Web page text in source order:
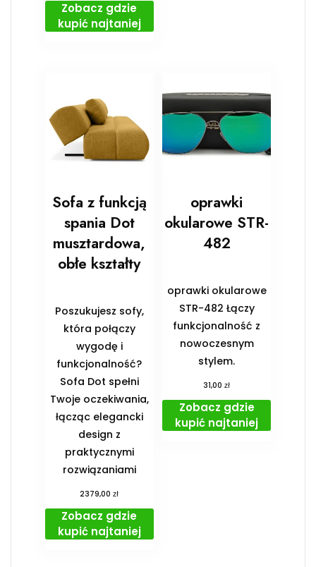
Zobacz gdzie
kupić najtaniej
Sofa z funkcją
spania Dot
musztardowa,
obłe kształty
Poszukujesz sofy,
która połączy
wygodę i
funkcjonalność?
Sofa Dot spełni
Twoje oczekiwania,
łącząc elegancki
design z
praktycznymi
rozwiązaniami
2379,00zł
Zobacz gdzie
kupić najtaniej
oprawki
okularowe STR-
482
oprawki okularowe
STR-482 Łączy
funkcjonalność z
nowoczesnym
stylem.
31,00zł
Zobacz gdzie
kupić najtaniej